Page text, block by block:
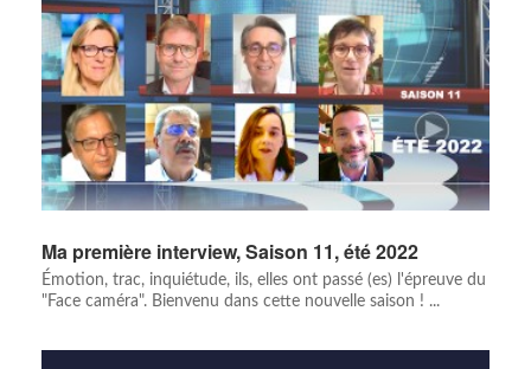
Ma première interview, Saison 11, été 2022
Émotion, trac, inquiétude, ils, elles ont passé (es) l'épreuve du
"Face caméra". Bienvenu dans cette nouvelle saison ! ...